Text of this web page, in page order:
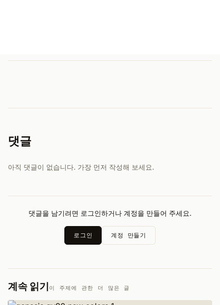
댓글
아직 댓글이 없습니다. 가장 먼저 작성해 보세요.
댓글을 남기려면 로그인하거나 계정을 만들어 주세요.
로그인 계정 만들기
계속 읽기 이 주제에 관한 더 많은 글